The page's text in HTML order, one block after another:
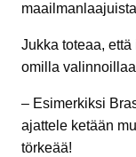
Jukka toteaa,
omilla
– Esimerkiksi
ajattele ketään
törkeää!